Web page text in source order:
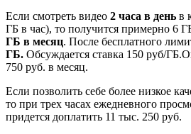
Если смотреть видео 2 часа в день в
ГБ в час), то получится примерно 6
ГБ в месяц. После бесплатного
ГБ. Обсуждается ставка 150 руб/
750 руб. в месяц.
Если позволить себе более низкое
то при трех часах ежедневного
придется доплатить 11 тыс. 250 руб.